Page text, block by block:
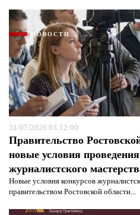
НОВОСТИ
31/07/2026 03:12:00
Правительство
новые условия
журналистского
Новые условия конкурсов
правительством Ростовской области...